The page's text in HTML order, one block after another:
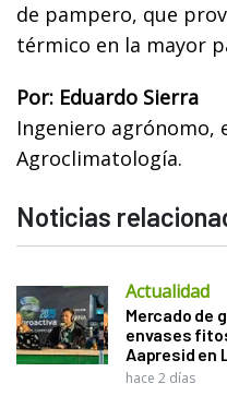
de pampero, que
térmico en la mayor
Por: Eduardo Sierra
Ingeniero agrónomo,
Agroclimatología.
Noticias
Actualidad
Mercado de
envases
Aapresid en
hace 2 días